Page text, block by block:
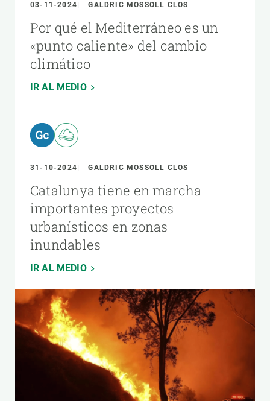
03-11-2024 GALDRIC MOSSOLL CLOS
Por qué el Mediterráneo es un
«punto caliente» del cambio
climático
IR AL MEDIO
31-10-2024 GALDRIC MOSSOLL CLOS
Catalunya tiene en marcha
importantes proyectos
urbanísticos en zonas
inundables
IR AL MEDIO